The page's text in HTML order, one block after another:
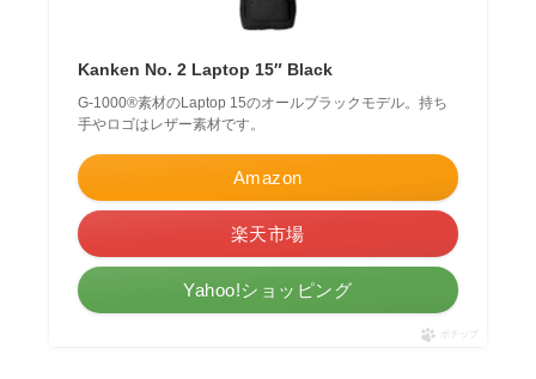
Kanken No. 2 Laptop 15″ Black
G-1000®素材のLaptop 15のオールブラックモデル。持ち
手やロゴはレザー素材です。
Amazon
楽天市場
Yahoo!ショッピング
ポチップ